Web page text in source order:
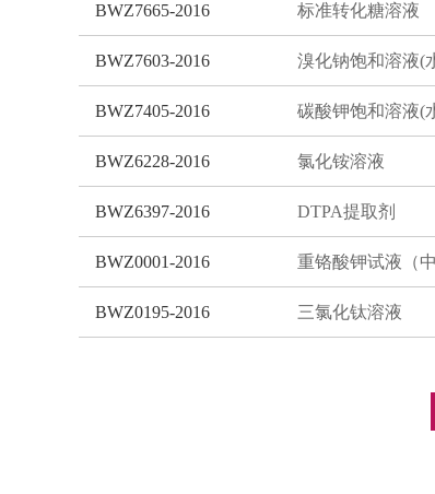
BWZ7665-2016 标准转化糖溶液
BWZ7603-2016 溴化钠饱和溶液(
BWZ7405-2016 碳酸钾饱和溶液(
BWZ6228-2016 氯化铵溶液
BWZ6397-2016 DTPA提取剂
BWZ0001-2016 重铬酸钾试液（
BWZ0195-2016 三氯化钛溶液